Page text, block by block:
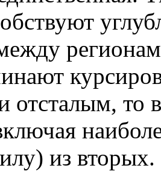
отсталым, то
из вторых.